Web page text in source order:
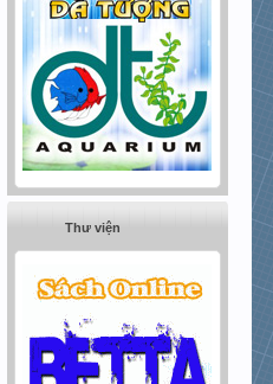
Thư viện